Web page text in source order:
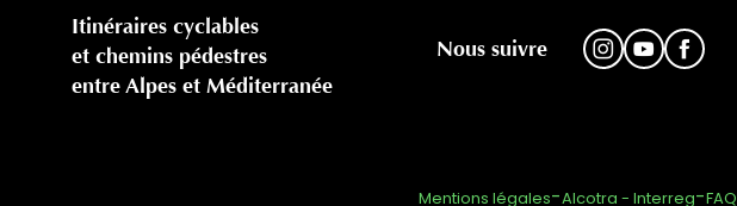
Itinéraires cyclables
et chemins pédestres
entre Alpes et Méditerranée
Nous suivre
Mentions légales-Alcotra - Interreg-FAQ